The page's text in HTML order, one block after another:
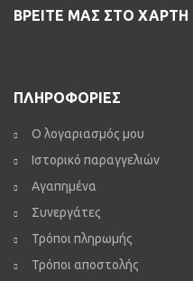
ΒΡΕΙΤΕ ΜΑΣ ΣΤΟ ΧΑΡΤΗ
ΠΛΗΡΟΦΟΡΙΕΣ
Ο λογαριασμός μου
Ιστορικό παραγγελιών
Αγαπημένα
Συνεργάτες
Τρόποι πληρωμής
Τρόποι αποστολής